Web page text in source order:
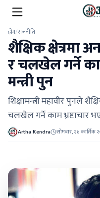
होम/राजनीति
शैक्षिक क्षेत्रमा
र चलखेल गर्ने
मन्त्री पुन
शिक्षामन्त्री महावीर पुनले
चलखेल गर्ने काम भ्रष्टाचार
Artha Kendra सोमबार, २४ कार्तिक